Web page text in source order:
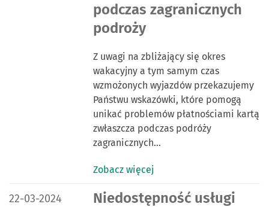
podczas zagranicznych
podroży
Z uwagi na zbliżający się okres
wakacyjny a tym samym czas
wzmożonych wyjazdów przekazujemy
Państwu wskazówki, które pomogą
unikać problemów płatnościami kartą
zwłaszcza podczas podróży
zagranicznych…
Zobacz więcej
DATA PUBLIKACJI:
22-03-2024
Niedostępność usługi